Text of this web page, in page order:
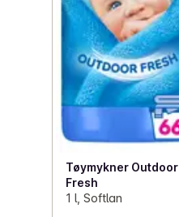
Tøymykner Outdoor
Fresh
1 l, Softlan